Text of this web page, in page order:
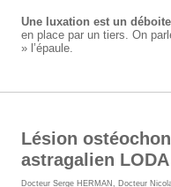
Une luxation est un
en place par un tiers. On
» l’épaule.
Lésion
astragalien LODA
Docteur Serge HERMAN Docteur